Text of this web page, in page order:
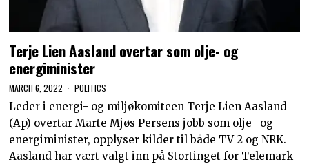
Terje Lien Aasland overtar som olje- og
energiminister
MARCH 6, 2022 POLITICS
Leder i energi- og miljøkomiteen Terje Lien Aasland
(Ap) overtar Marte Mjøs Persens jobb som olje- og
energiminister, opplyser kilder til både TV 2 og NRK.
Aasland har vært valgt inn på Stortinget for Telemark